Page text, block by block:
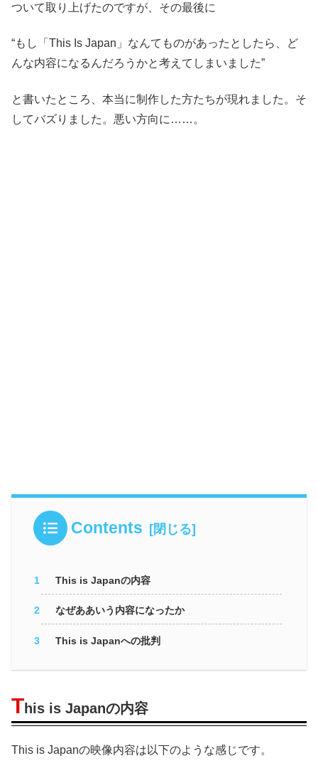
ついて取り上げたのですが、その最後に
“もし「This Is Japan」なんてものがあったとしたら、ど
んな内容になるんだろうかと考えてしまいました”
と書いたところ、本当に制作した方たちが現れました。そ
してバズりました。悪い方向に……。
Contents
This is Japanの内容
なぜああいう内容になったか
This is Japanへの批判
This is Japanの内容
This is Japanの映像内容は以下のような感じです。